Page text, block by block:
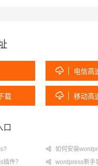
 电信高
载  移动高
口
 如何安装
件？  wordpress新手